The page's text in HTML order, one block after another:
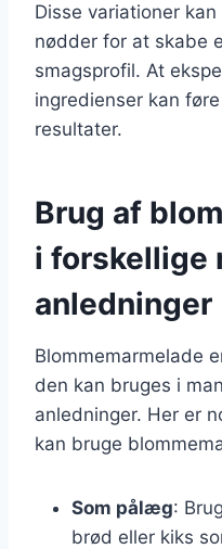
Disse variationer
nødder for at skabe
smagsprofil. At
ingredienser kan
resultater.
Brug af
i forskellige
anledninger
Blommemarmelade
den kan bruges i
anledninger. Her er
kan bruge
Som pålæg:
brød eller kiks